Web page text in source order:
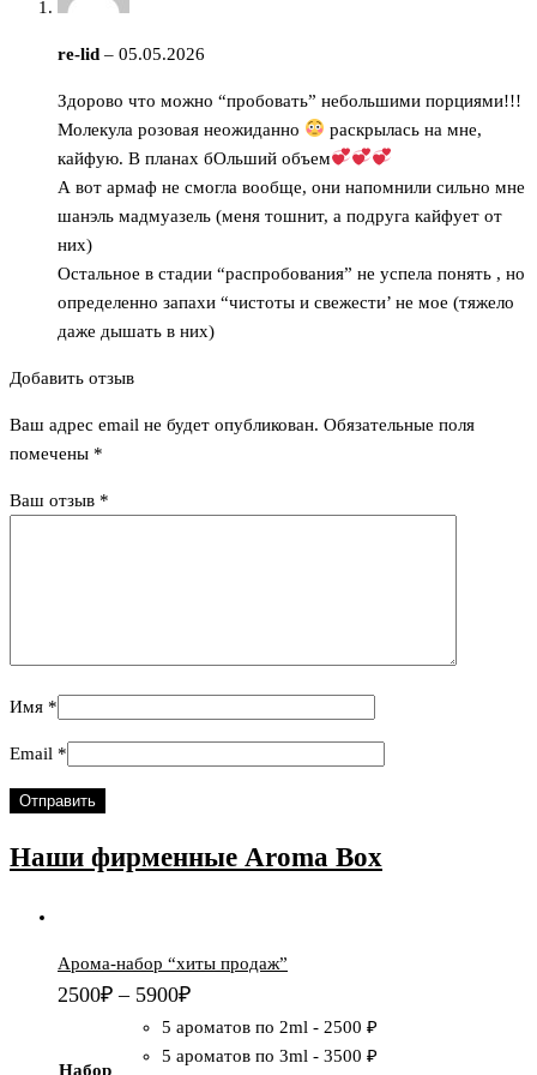
re-lid – 05.05.2026
Здорово что можно “пробовать” небольшими порциями!!!
Молекула розовая неожиданно
раскрылась на мне,
кайфую. В планах бОльший объем
А вот армаф не смогла вообще, они напомнили сильно мне
шанэль мадмуазель (меня тошнит, а подруга кайфует от
них)
Остальное в стадии “распробования” не успела понять , но
определенно запахи “чистоты и свежести’ не мое (тяжело
даже дышать в них)
Добавить отзыв
Ваш адрес email не будет опубликован. Обязательные поля
помечены *
Ваш отзыв *
Имя *
Email *
Наши фирменные Aroma Box
Арома-набор “хиты продаж”
2500₽ – 5900₽
Набор
5 ароматов по 2ml - 2500 ₽
5 ароматов по 3ml - 3500 ₽